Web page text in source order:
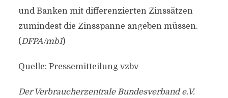
und Banken mit differenzierten Zinssätzen
zumindest die Zinsspanne angeben müssen.
(DFPA/mb1)
Quelle: Pressemitteilung vzbv
Der Verbraucherzentrale Bundesverband e.V.